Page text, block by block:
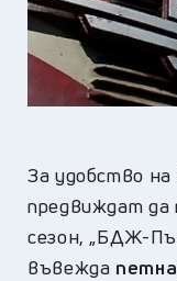
За удобство
предвиждат да
сезон, „БДЖ-
въвежда